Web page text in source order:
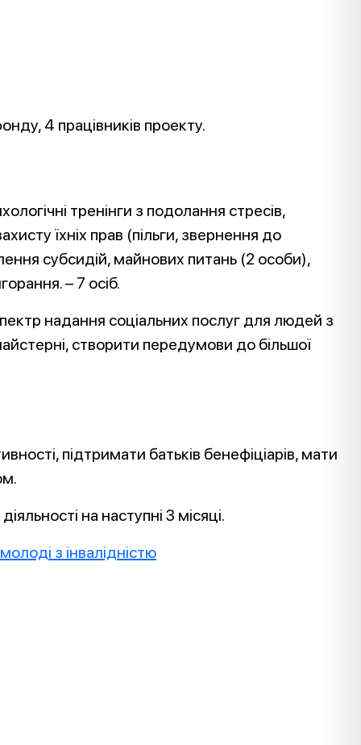
4 працівників проекту.
тренінги з подолання стресів,
їхніх прав (пільги, звернення до
субсидій, майнових питань (2 особи),
– 7 осіб.
надання соціальних послуг для людей з
створити передумови до більшої
підтримати батьків бенефіціарів, мати
на наступні 3 місяці.
з інвалідністю